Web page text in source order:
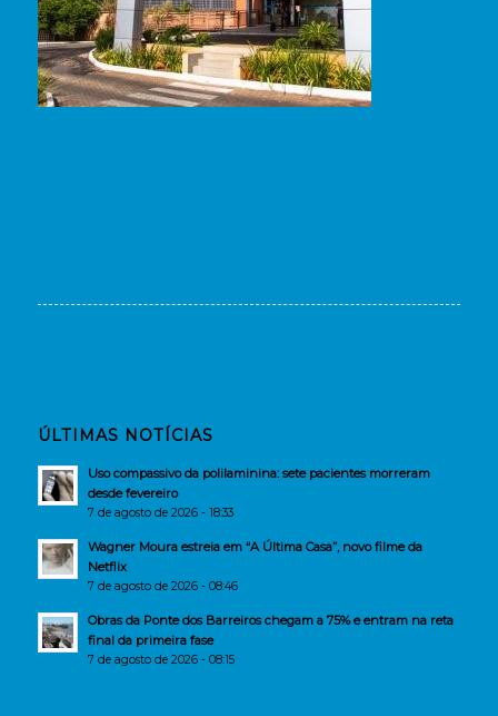
ÚLTIMAS NOTÍCIAS
Uso compassivo da polilaminina: sete pacientes morreram
desde fevereiro
7 de agosto de 2026 - 18:33
Wagner Moura estreia em “A Última Casa”, novo filme da
Netflix
7 de agosto de 2026 - 08:46
Obras da Ponte dos Barreiros chegam a 75% e entram na reta
final da primeira fase
7 de agosto de 2026 - 08:15